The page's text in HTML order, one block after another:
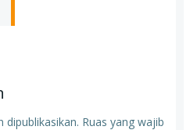
dipublikasikan. Ruas yang wajib